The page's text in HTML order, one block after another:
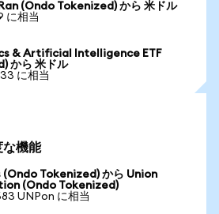
(Ondo Tokenized) から 米ドル
に相当
& Artificial Intelligence ETF
から 米ドル
に相当
な機能
Tokenized) から Union
(Ondo Tokenized)
UNPon に相当